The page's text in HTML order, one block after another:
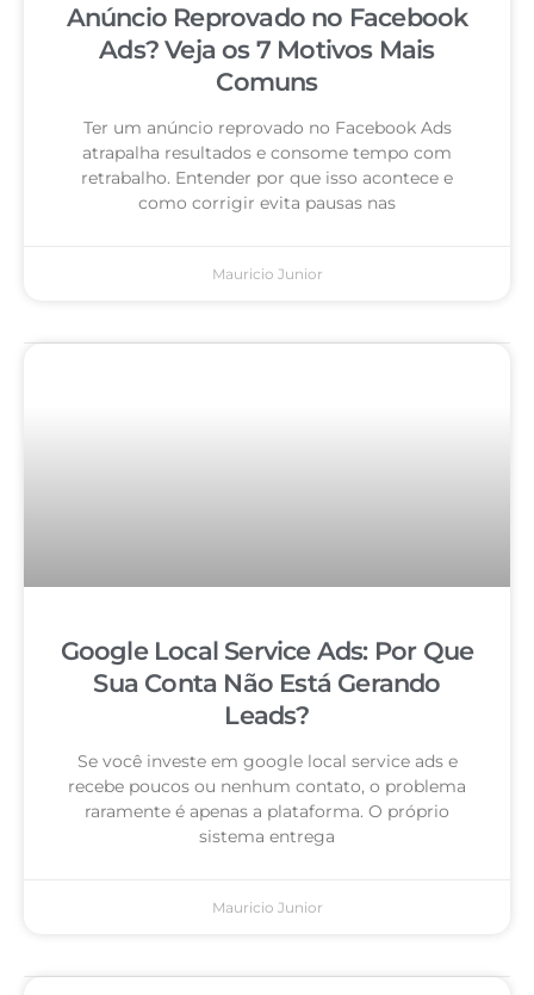
Anúncio Reprovado no Facebook
Ads? Veja os 7 Motivos Mais
Comuns
Ter um anúncio reprovado no Facebook Ads
atrapalha resultados e consome tempo com
retrabalho. Entender por que isso acontece e
como corrigir evita pausas nas
Mauricio Junior
Google Local Service Ads: Por Que
Sua Conta Não Está Gerando
Leads?
Se você investe em google local service ads e
recebe poucos ou nenhum contato, o problema
raramente é apenas a plataforma. O próprio
sistema entrega
Mauricio Junior